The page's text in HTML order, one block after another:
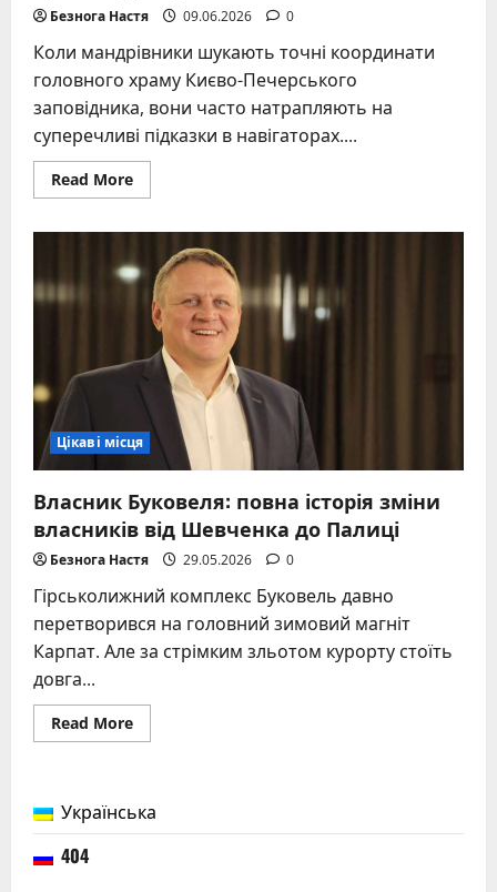
Безнога Настя 09.06.2026 0
Коли мандрівники шукають точні координати
головного храму Києво-Печерського
заповідника, вони часто натрапляють на
суперечливі підказки в навігаторах....
Read MoreRead
more
Києво-
Печерської
лаври:
місцезнаходження,
історія
архітектурні
деталі
Цікаві місця
Власник Буковеля: повна історія зміни
власників від Шевченка до Палиці
Безнога Настя 29.05.2026 0
Гірськолижний комплекс Буковель давно
перетворився на головний зимовий магніт
Карпат. Але за стрімким зльотом курорту стоїть
довга...
Read MoreRead
more
історія
зміни
Українська
404